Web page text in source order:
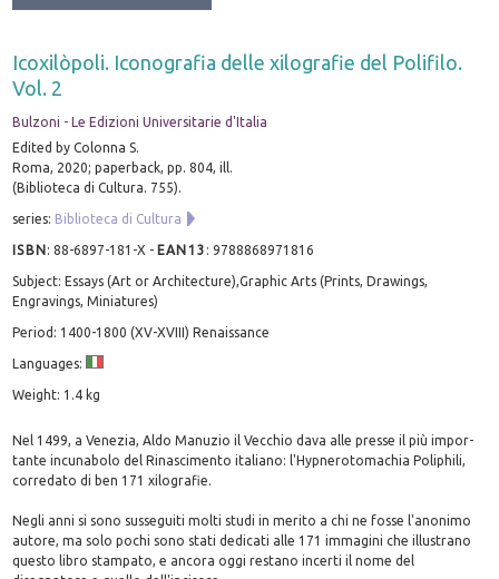
Icoxilòpoli. Iconografia delle xilografie del Polifilo.
Vol. 2
Bulzoni - Le Edizioni Universitarie d'Italia
Edited by Colonna S.
Roma, 2020; paperback, pp. 804, ill.
(Biblioteca di Cultura. 755).
series: Biblioteca di Cultura
ISBN:88-6897-181-X - EAN13 :9788868971816
Subject: Essays (Art or Architecture),Graphic Arts (Prints, Drawings,
Engravings, Miniatures)
Period: 1400-1800 (XV-XVIII) Renaissance
Languages:
Weight: 1.4 kg
Nel 1499, a Venezia, Aldo Manuzio il Vecchio dava alle presse il più impor-
tante incunabolo del Rinascimento italiano: l'Hypnerotomachia Poliphili,
corredato di ben 171 xilografie.
Negli anni si sono susseguiti molti studi in merito a chi ne fosse l'anonimo
autore, ma solo pochi sono stati dedicati alle 171 immagini che illustrano
questo libro stampato, e ancora oggi restano incerti il nome del